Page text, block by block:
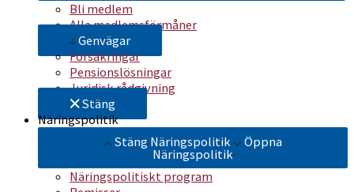
Bli medlem
Alla medlemsförmåner
Genvägar
Försäkringar
Pensionslösningar
Juridisk rådgivning
Stäng
Näringspolitik
Stäng Näringspolitik
Öppna
Näringspolitik
Näringspolitiskt program